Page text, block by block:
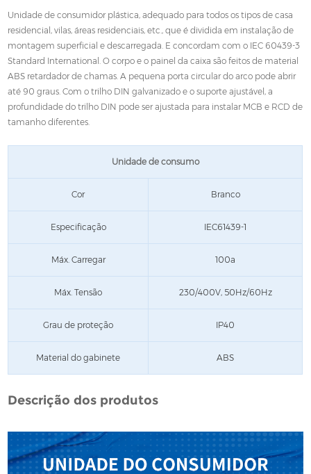
Unidade de consumidor plástica, adequado para todos os tipos de casa
residencial, vilas, áreas residenciais, etc., que é dividida em instalação de
montagem superficial e descarregada. E concordam com o IEC 60439-3
Standard International. O corpo e o painel da caixa são feitos de material
ABS retardador de chamas. A pequena porta circular do arco pode abrir
até 90 graus. Com o trilho DIN galvanizado e o suporte ajustável, a
profundidade do trilho DIN pode ser ajustada para instalar MCB e RCD de
tamanho diferentes.
Unidade de consumo
Cor Branco
Especificação IEC61439-1
Máx. Carregar 100a
Máx. Tensão 230/400V, 50Hz/60Hz
Grau de proteção IP40
Material do gabinete ABS
Descrição dos produtos